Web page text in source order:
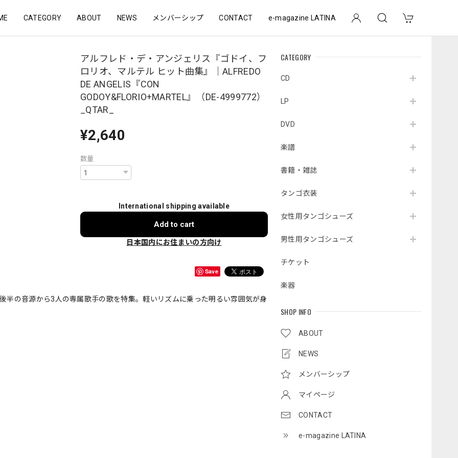
CATEGORY ABOUT NEWS メンバーシップ CONTACT e-magazine LATINA
CATEGORY
CD
LP
DVD
楽譜
書籍・雑誌
タンゴ衣装
女性用タンゴシューズ
男性用タンゴシューズ
チケット
楽器
SHOP INFO
ABOUT
NEWS
メンバーシップ
マイページ
CONTACT
e-magazine LATINA
アルフレド・デ・アンジェリス『ゴドイ、フ
ロリオ、マルテル ヒット曲集』｜ALFREDO
DE ANGELIS『CON
GODOY&FLORIO+MARTEL』（DE-4999772）
_QTAR_
¥2,640
数量
International shipping available
Add to cart
日本国内にお住まいの方向け
Save
の音源から3人の専属歌手の歌を特集。軽いリズムに乗った明るい雰囲気が身